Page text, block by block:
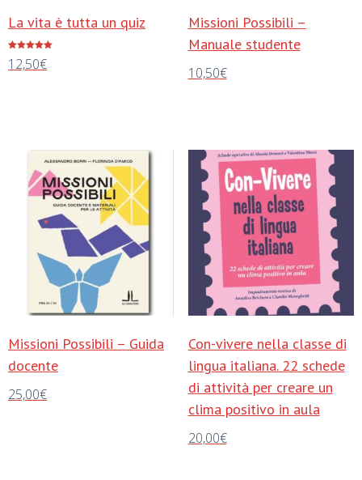
La vita è tutta un quiz
5.00
su 5
12,50€
Missioni Possibili –
Manuale studente
10,50€
Missioni Possibili – Guida
docente
25,00€
Con-vivere nella classe di
lingua italiana. 22 schede
di attività per creare un
clima positivo in aula
20,00€